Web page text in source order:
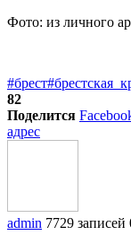
Фото: из личного
#брест
82
Поделится
адрес
admin 7729 записей